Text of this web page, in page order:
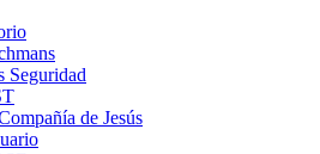
Seguridad
de Jesús